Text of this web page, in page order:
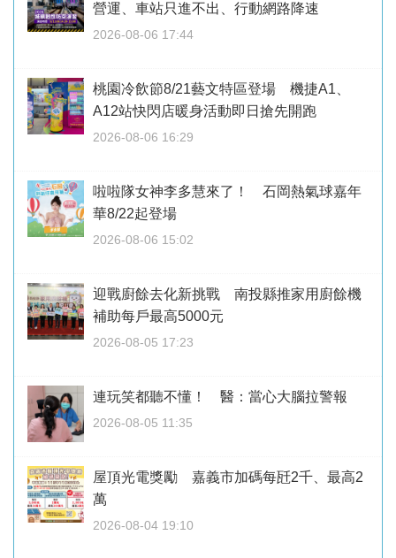
營運、車站只進不出、行動網路降速
2026-08-06 17:44
桃園冷飲節8/21藝文特區登場 機捷A1、
A12站快閃店暖身活動即日搶先開跑
2026-08-06 16:29
啦啦隊女神李多慧來了！ 石岡熱氣球嘉年
華8/22起登場
2026-08-06 15:02
迎戰廚餘去化新挑戰 南投縣推家用廚餘機
補助每戶最高5000元
2026-08-05 17:23
連玩笑都聽不懂！ 醫：當心大腦拉警報
2026-08-05 11:35
屋頂光電獎勵 嘉義市加碼每瓩2千、最高2
萬
2026-08-04 19:10